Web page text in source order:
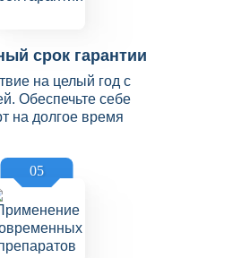
срок гарантии
на целый год с
Обеспечьте себе
на долгое время
05